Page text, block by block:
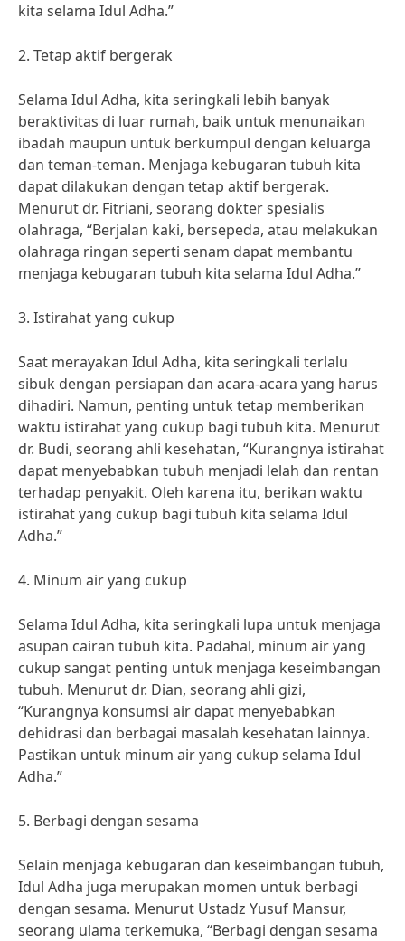
kita selama Idul Adha.”
2. Tetap aktif bergerak
Selama Idul Adha, kita seringkali lebih banyak
beraktivitas di luar rumah, baik untuk menunaikan
ibadah maupun untuk berkumpul dengan keluarga
dan teman-teman. Menjaga kebugaran tubuh kita
dapat dilakukan dengan tetap aktif bergerak.
Menurut dr. Fitriani, seorang dokter spesialis
olahraga, “Berjalan kaki, bersepeda, atau melakukan
olahraga ringan seperti senam dapat membantu
menjaga kebugaran tubuh kita selama Idul Adha.”
3. Istirahat yang cukup
Saat merayakan Idul Adha, kita seringkali terlalu
sibuk dengan persiapan dan acara-acara yang harus
dihadiri. Namun, penting untuk tetap memberikan
waktu istirahat yang cukup bagi tubuh kita. Menurut
dr. Budi, seorang ahli kesehatan, “Kurangnya istirahat
dapat menyebabkan tubuh menjadi lelah dan rentan
terhadap penyakit. Oleh karena itu, berikan waktu
istirahat yang cukup bagi tubuh kita selama Idul
Adha.”
4. Minum air yang cukup
Selama Idul Adha, kita seringkali lupa untuk menjaga
asupan cairan tubuh kita. Padahal, minum air yang
cukup sangat penting untuk menjaga keseimbangan
tubuh. Menurut dr. Dian, seorang ahli gizi,
“Kurangnya konsumsi air dapat menyebabkan
dehidrasi dan berbagai masalah kesehatan lainnya.
Pastikan untuk minum air yang cukup selama Idul
Adha.”
5. Berbagi dengan sesama
Selain menjaga kebugaran dan keseimbangan tubuh,
Idul Adha juga merupakan momen untuk berbagi
dengan sesama. Menurut Ustadz Yusuf Mansur,
seorang ulama terkemuka, “Berbagi dengan sesama